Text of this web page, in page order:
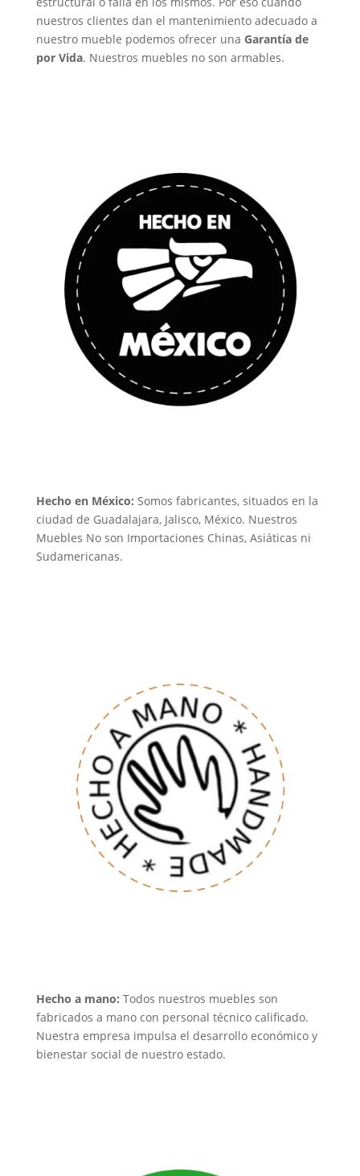
nuestros clientes dan el mantenimiento adecuado a
nuestro mueble podemos ofrecer una Garantía de
por Vida. Nuestros muebles no son armables.
Hecho en México: Somos fabricantes, situados en la
ciudad de Guadalajara, Jalisco, México. Nuestros
Muebles No son Importaciones Chinas, Asiáticas ni
Sudamericanas.
Hecho a mano: Todos nuestros muebles son
fabricados a mano con personal técnico calificado.
Nuestra empresa impulsa el desarrollo económico y
bienestar social de nuestro estado.